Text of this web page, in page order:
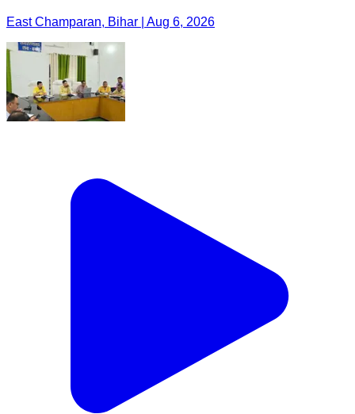
East Champaran, Bihar | Aug 6, 2026